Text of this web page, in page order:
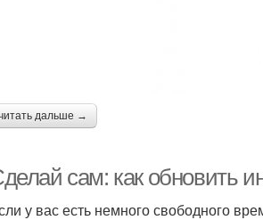
дальше →
сам: как обновить
у вас есть немного свободного